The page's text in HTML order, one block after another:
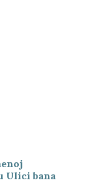
Ulici bana